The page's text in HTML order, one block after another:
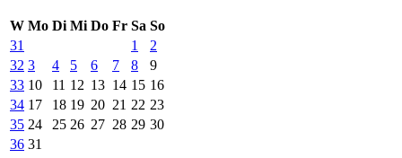
W Mo Di Mi Do Fr Sa So
31
1
2
32 3 4 5 6 7 8
9
33 10 11 12 13 14 15 16
34 17 18 19 20 21 22 23
35 24 25 26 27 28 29 30
36 31